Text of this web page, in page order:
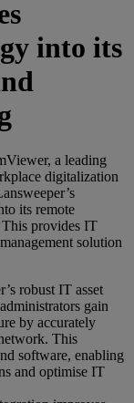
into its
a leading
digitalization
its remote
provides IT
solution
robust IT asset
gain
by accurately
This
software, enabling
and optimise IT